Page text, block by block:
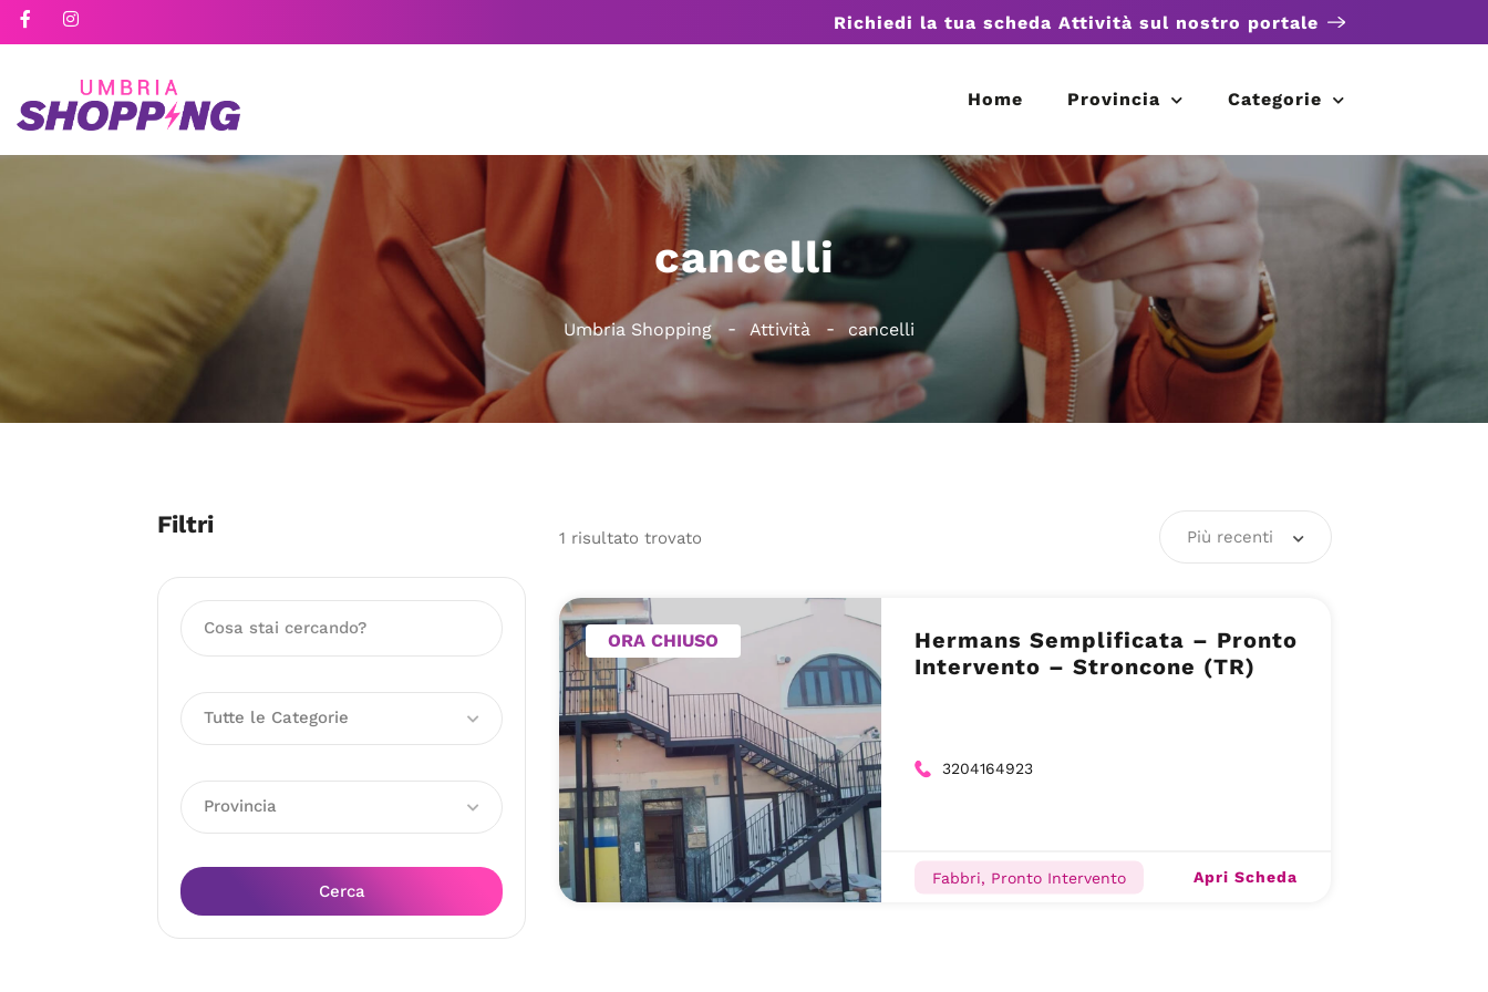
Richiedi la tua scheda Attività sul nostro portale
Home Provincia Categorie
cancelli
Umbria Shopping Attività cancelli
Filtri
Tutte le Categorie
Provincia
Cerca
1 risultato trovato Più recenti
ORA CHIUSO
Hermans Semplificata – Pronto
Intervento – Stroncone (TR)
3204164923
Fabbri, Pronto Intervento Apri Scheda